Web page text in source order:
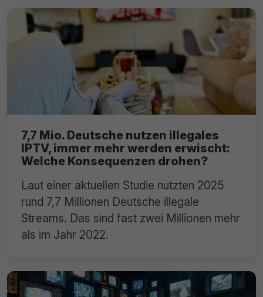
7,7 Mio. Deutsche nutzen illegales
IPTV, immer mehr werden erwischt:
Welche Konsequenzen drohen?
Laut einer aktuellen Studie nutzten 2025
rund 7,7 Millionen Deutsche illegale
Streams. Das sind fast zwei Millionen mehr
als im Jahr 2022.